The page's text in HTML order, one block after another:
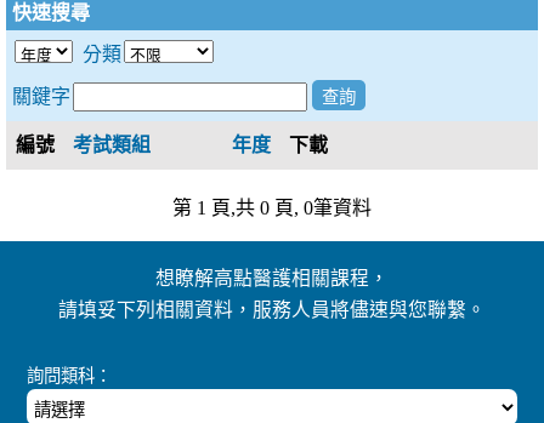
快速搜尋
分類
關鍵字
編號 考試類組 年度 下載
第 1 頁,共 0 頁, 0筆資料
想瞭解高點醫護相關課程，
請填妥下列相關資料，服務人員將儘速與您聯繫。
詢問類科：